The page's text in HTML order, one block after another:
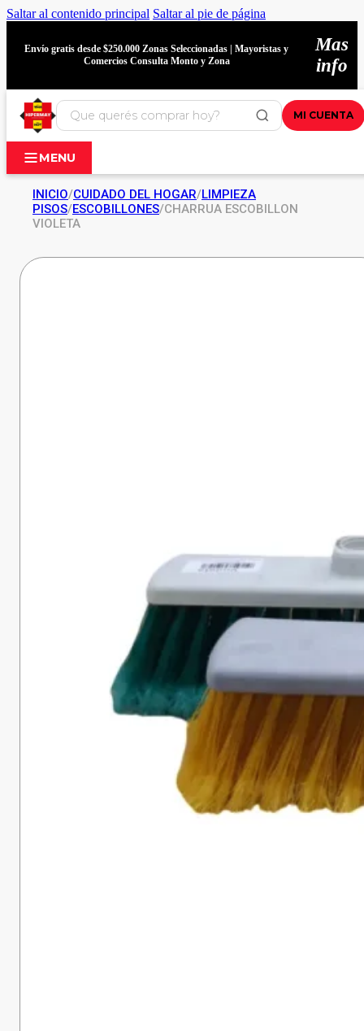
Saltar al contenido principal Saltar al pie de página
Envío gratis desde $250.000 Zonas Seleccionadas | Mayoristas y
Comercios Consulta Monto y Zona
Mas
info
MI CUENTA
MENU
INICIO/CUIDADO DEL HOGAR/LIMPIEZA
PISOS/ESCOBILLONES/CHARRUA ESCOBILLON
VIOLETA